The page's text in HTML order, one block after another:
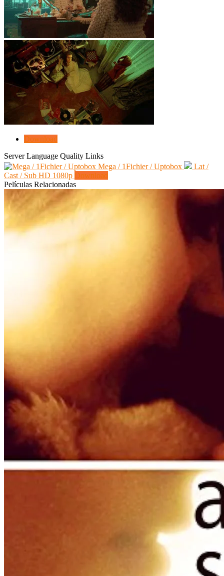
Download
Server Language Quality Links
Mega / 1Fichier / Uptobox
Lat /
Cast / Sub HD 1080p Download
Películas Relacionadas